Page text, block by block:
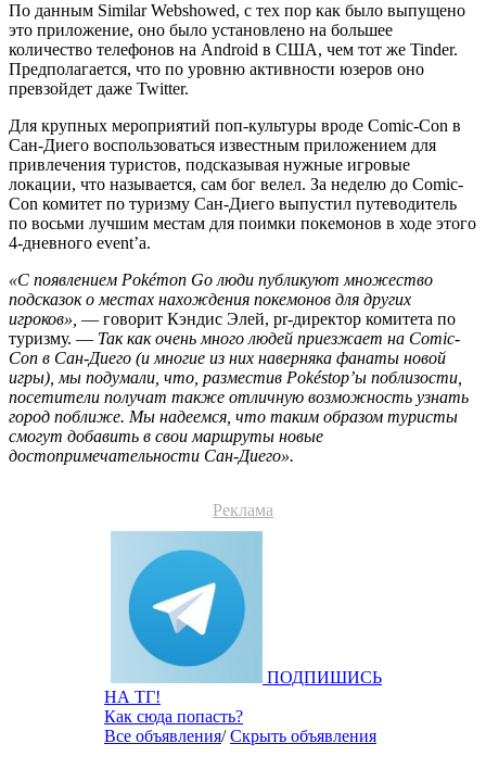
По данным Similar Webshowed, с тех пор как было выпущено
это приложение, оно было установлено на большее
количество телефонов на Android в США, чем тот же Tinder.
Предполагается, что по уровню активности юзеров оно
превзойдет даже Twitter.
Для крупных мероприятий поп-культуры вроде Comic-Con в
Сан-Диего воспользоваться известным приложением для
привлечения туристов, подсказывая нужные игровые
локации, что называется, сам бог велел. За неделю до Comic-
Con комитет по туризму Сан-Диего выпустил путеводитель
по восьми лучшим местам для поимки покемонов в ходе этого
4-дневного event’а.
«С появлением Pokémon Go люди публикуют множество
подсказок о местах нахождения покемонов для других
игроков», — говорит Кэндис Элей, pr-директор комитета по
туризму. — Так как очень много людей приезжает на Comic-
Con в Сан-Диего (и многие из них наверняка фанаты новой
игры), мы подумали, что, разместив Pokéstop’ы поблизости,
посетители получат также отличную возможность узнать
город поближе. Мы надеемся, что таким образом туристы
смогут добавить в свои маршруты новые
достопримечательности Сан-Диего».
Реклама
ПОДПИШИСЬ
НА ТГ!
Как сюда попасть?
Все объявления/Скрыть объявления